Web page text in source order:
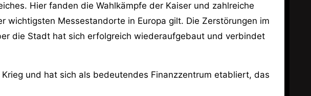
Hier fanden die Wahlkämpfe der Kaiser und zahlreiche
Messestandorte in Europa gilt. Die Zerstörungen im
die Stadt hat sich erfolgreich wiederaufgebaut und verbindet
und hat sich als bedeutendes Finanzzentrum etabliert, das